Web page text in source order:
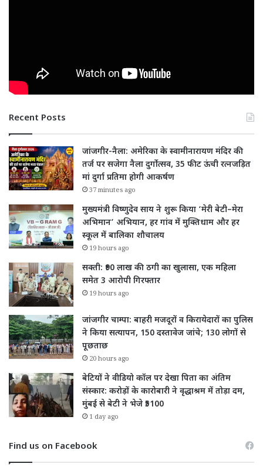
Recent Posts
जांजगीर-नैला: अमेरिका के स्वामीनारायण मंदिर की
तर्ज पर सजेगा नैला दुर्गोत्सव, 35 फीट ऊंची रत्नजड़ित
मां दुर्गा प्रतिमा होगी आकर्षण
37 minutes ago
मुख्यमंत्री विष्णुदेव साय ने शुरू किया ‘मेरी बेटी–मेरा
अभिमान’ अभियान, हर गांव में मुक्तिधाम और हर
स्कूल में बालिका शौचालय
19 hours ago
सक्ती: ₹90 लाख की ठगी का खुलासा, एक महिला
समेत 3 आरोपी गिरफ्तार
19 hours ago
जांजगीर चाम्पा: बाहरी मजदूरों व किरायेदारों का पुलिस
ने किया सत्यापन, 150 दस्तावेज जांचे; 130 लोगों से
पूछताछ
20 hours ago
बेटियों ने वीडियो कॉल पर देखा पिता का अंतिम
संस्कार: करोड़ों के कारोबारी ने वृद्धाश्रम में तोड़ा दम,
मुंबई से बेटी ने भेजे ₹5100
1 day ago
Find us on Facebook